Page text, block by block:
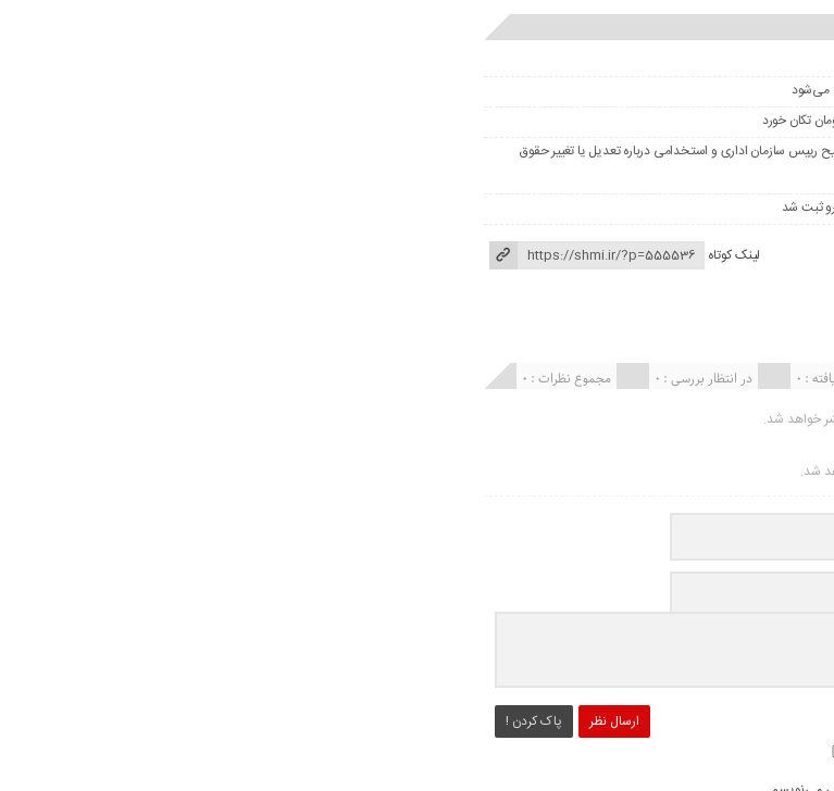
می‌شود
سازمان اداری و استخدامی درباره تعدیل یا تغییر حقوق
لینک کوتاه
مجموع نظرات : 0 در انتظار بررسی : 0 : 0
خواهد شد.
شد.
ارسال نظر پاک کردن !